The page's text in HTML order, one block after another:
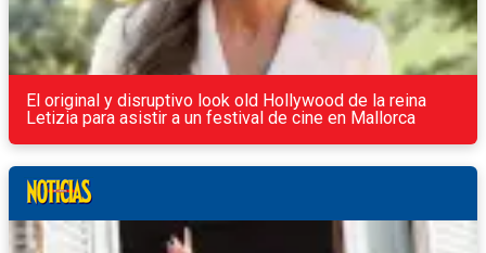
El original y disruptivo look old Hollywood de la reina
Letizia para asistir a un festival de cine en Mallorca